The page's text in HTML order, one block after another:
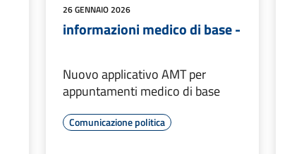
26 GENNAIO 2026
informazioni medico di base -
Nuovo applicativo AMT per
appuntamenti medico di base
Comunicazione politica